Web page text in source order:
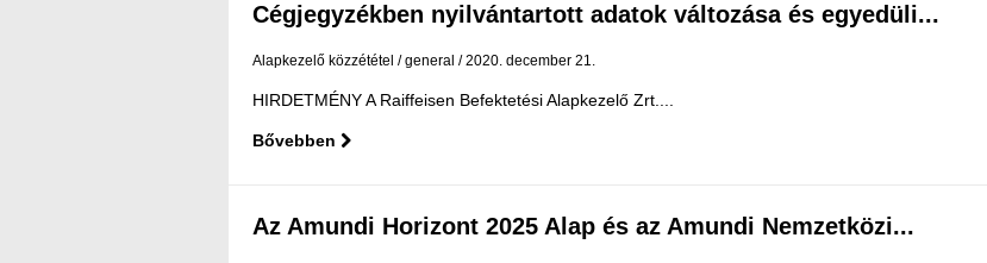
Cégjegyzékben nyilvántartott adatok változása és egyedüli...
Alapkezelő közzététel general 2020. december 21.
HIRDETMÉNY A Raiffeisen Befektetési Alapkezelő Zrt....
Bővebben
Az Amundi Horizont 2025 Alap és az Amundi Nemzetközi...